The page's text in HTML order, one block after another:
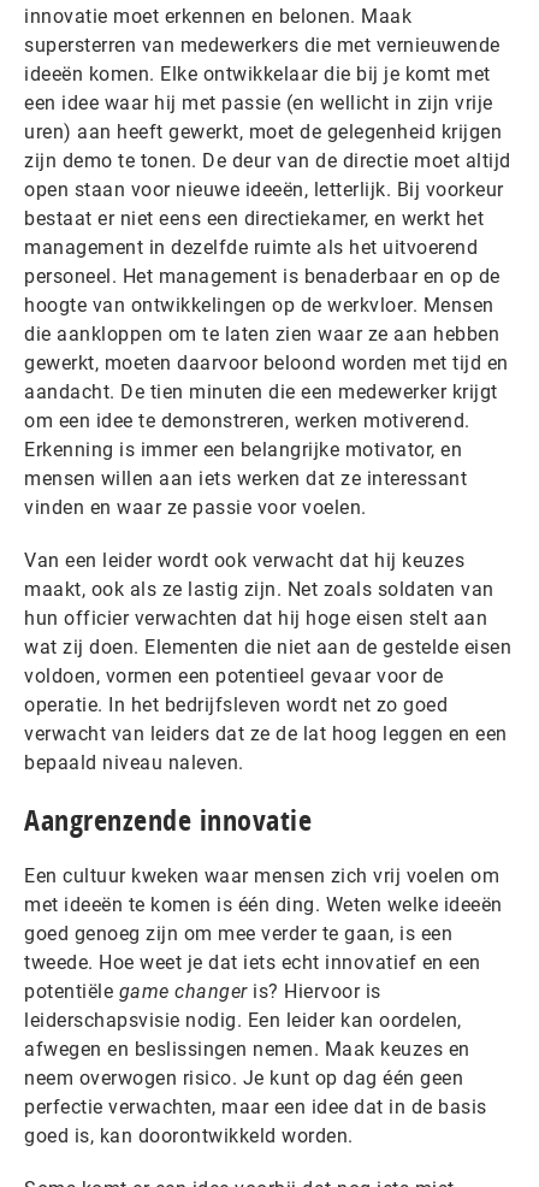
innovatie moet erkennen en belonen. Maak
supersterren van medewerkers die met vernieuwende
ideeën komen. Elke ontwikkelaar die bij je komt met
een idee waar hij met passie (en wellicht in zijn vrije
uren) aan heeft gewerkt, moet de gelegenheid krijgen
zijn demo te tonen. De deur van de directie moet altijd
open staan voor nieuwe ideeën, letterlijk. Bij voorkeur
bestaat er niet eens een directiekamer, en werkt het
management in dezelfde ruimte als het uitvoerend
personeel. Het management is benaderbaar en op de
hoogte van ontwikkelingen op de werkvloer. Mensen
die aankloppen om te laten zien waar ze aan hebben
gewerkt, moeten daarvoor beloond worden met tijd en
aandacht. De tien minuten die een medewerker krijgt
om een idee te demonstreren, werken motiverend.
Erkenning is immer een belangrijke motivator, en
mensen willen aan iets werken dat ze interessant
vinden en waar ze passie voor voelen.
Van een leider wordt ook verwacht dat hij keuzes
maakt, ook als ze lastig zijn. Net zoals soldaten van
hun officier verwachten dat hij hoge eisen stelt aan
wat zij doen. Elementen die niet aan de gestelde eisen
voldoen, vormen een potentieel gevaar voor de
operatie. In het bedrijfsleven wordt net zo goed
verwacht van leiders dat ze de lat hoog leggen en een
bepaald niveau naleven.
Aangrenzende innovatie
Een cultuur kweken waar mensen zich vrij voelen om
met ideeën te komen is één ding. Weten welke ideeën
goed genoeg zijn om mee verder te gaan, is een
tweede. Hoe weet je dat iets echt innovatief en een
potentiële game changeris? Hiervoor is
leiderschapsvisie nodig. Een leider kan oordelen,
afwegen en beslissingen nemen. Maak keuzes en
neem overwogen risico. Je kunt op dag één geen
perfectie verwachten, maar een idee dat in de basis
goed is, kan doorontwikkeld worden.